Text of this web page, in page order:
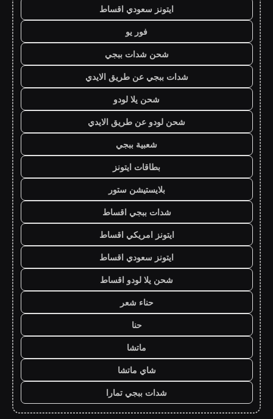
ايتونز سعودي اقساط
فور يو
شحن شدات ببجي
شدات ببجي عن طريق الايدي
شحن يلا لودو
شحن لودو عن طريق الايدي
شعبية ببجي
بطاقات ايتونز
بلايستيشن ستور
شدات ببجي اقساط
ايتونز امريكي اقساط
ايتونز سعودي اقساط
شحن يلا لودو اقساط
حناء شعر
حنا
ماتشا
شاي ماتشا
شدات ببجي تمارا